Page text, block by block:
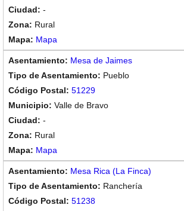
-
Rural
Mapa
Mesa de Jaimes
Pueblo
51229
Valle de Bravo
-
Rural
Mapa
Mesa Rica (La Finca)
Ranchería
51238